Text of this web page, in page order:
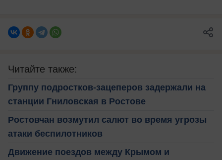
Читайте также:
Группу подростков-зацеперов задержали на
станции Гниловская в Ростове
Ростовчан возмутил салют во время угрозы
атаки беспилотников
Движение поездов между Крымом и